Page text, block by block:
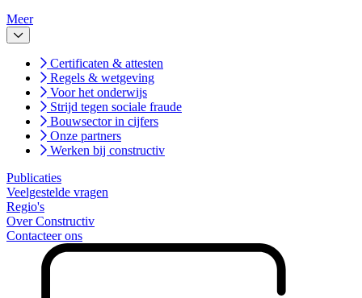
Meer
Certificaten & attesten
Regels & wetgeving
Voor het onderwijs
Strijd tegen sociale fraude
Bouwsector in cijfers
Onze partners
Werken bij constructiv
Publicaties
Veelgestelde vragen
Regio's
Over Constructiv
Contacteer ons